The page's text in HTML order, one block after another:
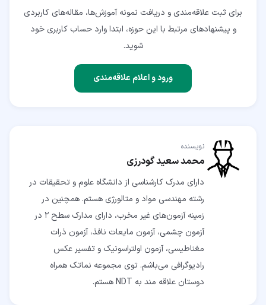
برای ثبت علاقه‌مندی و دریافت نمونه آموزش‌ها، مقاله‌های کاربردی
و پیشنهادهای مرتبط با این حوزه، ابتدا وارد حساب کاربری خود
شوید.
ورود و اعلام علاقه‌مندی
نویسنده
محمد سعید گودرزی
دارای مدرک کارشناسی از دانشگاه علوم و تحقیقات در
رشته مهندسی مواد و متالورژی هستم. همچنین در
زمینه آزمون‌های غیر مخرب، دارای مدارک سطح ۲ در
آزمون چشمی، آزمون مایعات نافذ،‌ آزمون ذرات
مغناطیسی، آزمون اولتراسونیک و تفسیر عکس
رادیوگرافی می‌باشم. توی مجموعه نماتک همراه
دوستان علاقه مند به NDT هستم.